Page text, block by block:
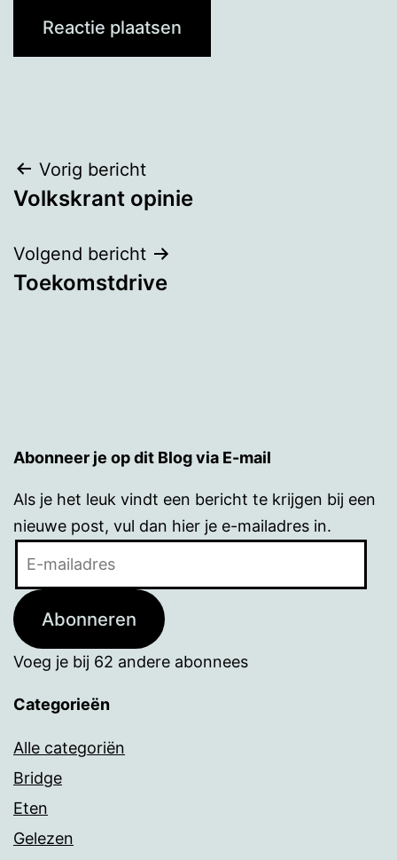
Bericht
navigatie
Vorig bericht
Volkskrant opinie
Volgend bericht
Toekomstdrive
Abonneer je op dit Blog via E-mail
Als je het leuk vindt een bericht te krijgen bij een
nieuwe post, vul dan hier je e-mailadres in.
Abonneren
Voeg je bij 62 andere abonnees
Categorieën
Alle categoriën
Bridge
Eten
Gelezen